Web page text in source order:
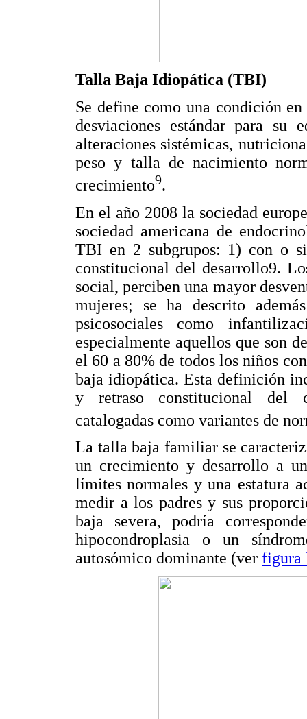
Talla Baja Idiopática (TBI)
Se define como una condición
desviaciones estándar para su
alteraciones sistémicas,
peso y talla de nacimiento
crecimiento9.
En el año 2008 la sociedad
sociedad americana de
TBI en 2 subgrupos: 1) con o
constitucional del desarrollo9.
social, perciben una mayor
mujeres; se ha descrito
psicosociales como
especialmente aquellos que son
el 60 a 80% de todos los niños
baja idiopática. Esta definición
y retraso constitucional del
catalogadas como variantes de
La talla baja familiar se
un crecimiento y desarrollo a
límites normales y una estatura
medir a los padres y sus
baja severa, podría
hipocondroplasia o un
autosómico dominante (ver figura